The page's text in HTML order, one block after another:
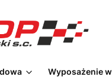
Wyposażenie